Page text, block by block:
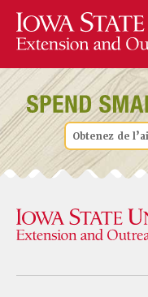
Obtenez de